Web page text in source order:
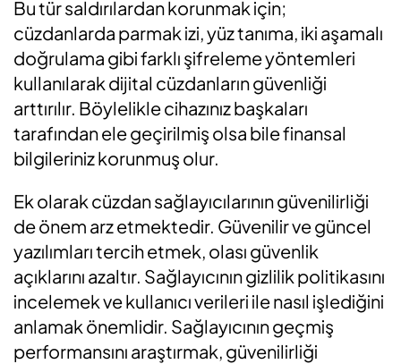
Bu tür saldırılardan korunmak için;
cüzdanlarda parmak izi, yüz tanıma, iki aşamalı
doğrulama gibi farklı şifreleme yöntemleri
kullanılarak dijital cüzdanların güvenliği
arttırılır. Böylelikle cihazınız başkaları
tarafından ele geçirilmiş olsa bile finansal
bilgileriniz korunmuş olur.
Ek olarak cüzdan sağlayıcılarının güvenilirliği
de önem arz etmektedir. Güvenilir ve güncel
yazılımları tercih etmek, olası güvenlik
açıklarını azaltır. Sağlayıcının gizlilik politikasını
incelemek ve kullanıcı verileri ile nasıl işlediğini
anlamak önemlidir. Sağlayıcının geçmiş
performansını araştırmak, güvenilirliği